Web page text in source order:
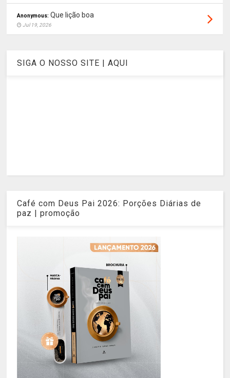
Anonymous: Que lição boa
Jul 19, 2026
SIGA O NOSSO SITE | AQUI
Café com Deus Pai 2026: Porções Diárias de
paz | promoção